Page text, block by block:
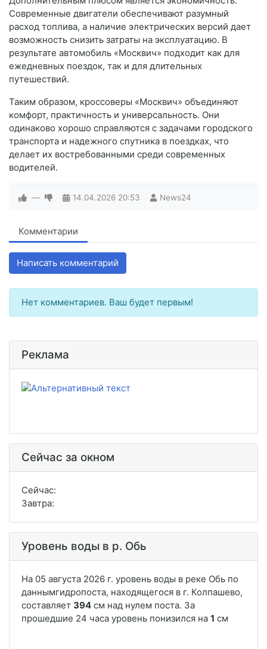
Современные двигатели обеспечивают разумный
расход топлива, а наличие электрических версий дает
возможность снизить затраты на эксплуатацию. В
результате автомобиль «Москвич» подходит как для
ежедневных поездок, так и для длительных
путешествий.
Таким образом, кроссоверы «Москвич» объединяют
комфорт, практичность и универсальность. Они
одинаково хорошо справляются с задачами городского
транспорта и надежного спутника в поездках, что
делает их востребованными среди современных
водителей.
— 14.04.2026 20:53 News24
Комментарии
Написать комментарий
Нет комментариев. Ваш будет первым!
Реклама
Сейчас за окном
Сейчас:
Завтра:
Уровень воды в р. Обь